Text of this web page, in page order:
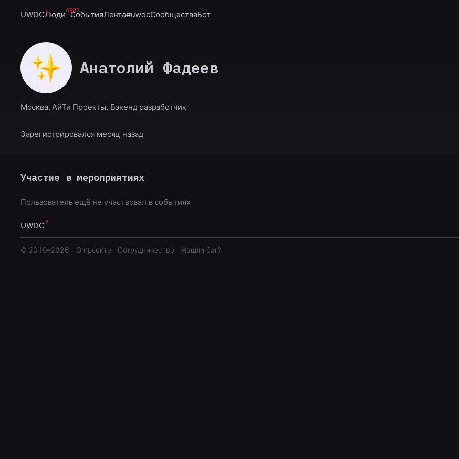
UWDCЛюди6932
СобытияЛента#uwdcСообществаБот
Анатолий Фадеев
Москва, АйТи Проекты, Бэкенд разработчик
Зарегистрировался месяц назад
Участие в мероприятиях
Пользователь ещё не участвовал в событиях
UWDC
© 2010–2026 О проекте Сотрудничество Нашли баг?